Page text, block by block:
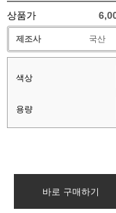
상품가
제조사 국산
색상
용량
바로 구매하기